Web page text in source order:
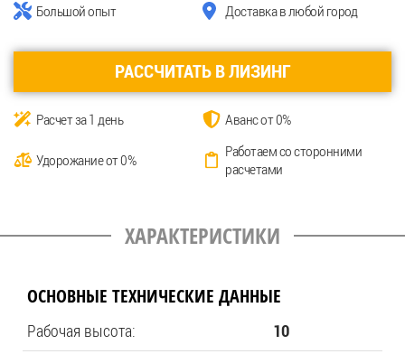
Большой опыт Доставка в любой город
РАССЧИТАТЬ В ЛИЗИНГ
Расчет за 1 день Аванс от 0%
Удорожание от 0%
Работаем со сторонними
расчетами
ХАРАКТЕРИСТИКИ
ОСНОВНЫЕ ТЕХНИЧЕСКИЕ ДАННЫЕ
Рабочая высота: 10